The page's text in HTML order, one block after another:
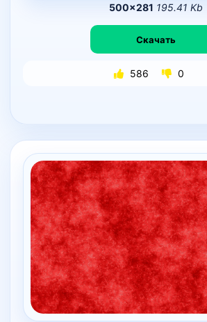
500×281 195.41 Kb
Скачать
586 0